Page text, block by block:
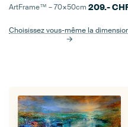
ArtFrame™ –70×50cm 209.-
Choisissez vous-même la